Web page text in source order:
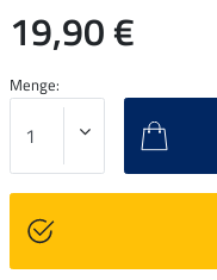
19,90 €
Menge: